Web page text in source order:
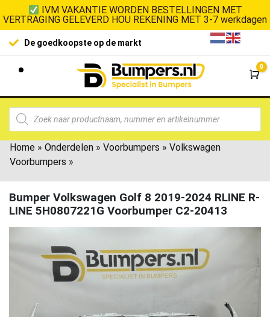
IVM VAKANTIE WORDEN BESTELLINGEN MET
VERTRAGING GELEVERD HOU REKENING MET 3-7 werkdagen
De goedkoopste op de markt
0
Home » Onderdelen » Voorbumpers » Volkswagen
Voorbumpers »
Bumper Volkswagen Golf 8 2019-2024 RLINE R-
LINE 5H0807221G Voorbumper C2-20413